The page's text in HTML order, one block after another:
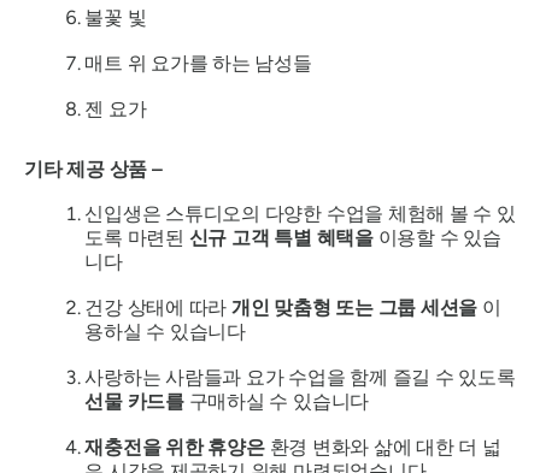
불꽃 빛
매트 위 요가를 하는 남성들
젠 요가
기타 제공 상품 –
신입생은 스튜디오의 다양한 수업을 체험해 볼 수 있
도록 마련된 신규 고객 특별 혜택을이용할 수 있습
니다
건강 상태에 따라 개인 맞춤형 또는 그룹 세션을 이
용하실 수 있습니다
사랑하는 사람들과 요가 수업을 함께 즐길 수 있도록
선물 카드를구매하실 수 있습니다
재충전을 위한 휴양은환경 변화와 삶에 대한 더 넓